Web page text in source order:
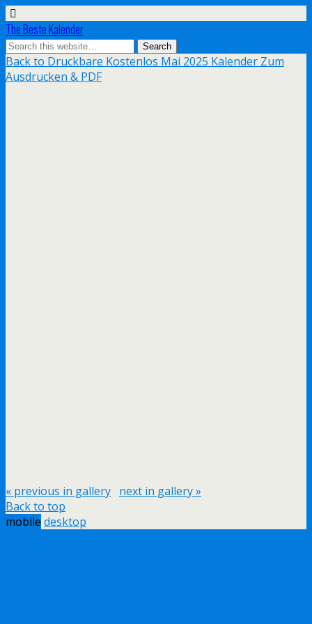
The Beste Kalender
Back to Druckbare Kostenlos Mai 2025 Kalender Zum
Ausdrucken & PDF
« previous in gallery next in gallery »
Back to top
mobile desktop